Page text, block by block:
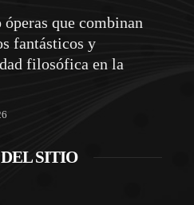
óperas que combinan
fantásticos y
filosófica en la
SITIO